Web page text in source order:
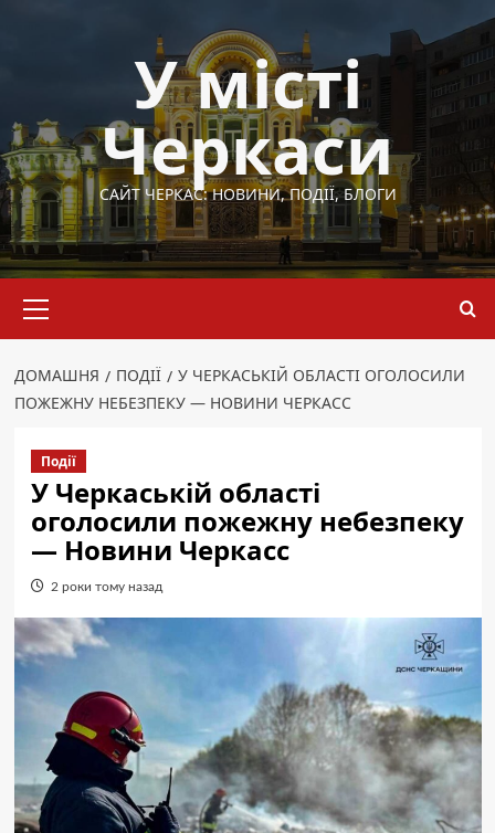
У місті
Черкаси
САЙТ ЧЕРКАС: НОВИНИ, ПОДІЇ, БЛОГИ
меню
ДОМАШНЯ ПОДІЇ
У ЧЕРКАСЬКІЙ ОБЛАСТІ ОГОЛОСИЛИ
ПОЖЕЖНУ НЕБЕЗПЕКУ — НОВИНИ ЧЕРКАСС
Події
У Черкаській області
оголосили пожежну небезпеку
— Новини Черкасс
2 роки тому назад